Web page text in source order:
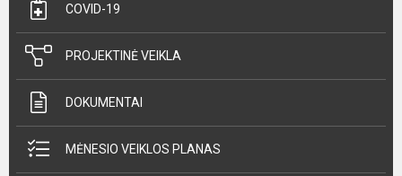
COVID-19
PROJEKTINĖ VEIKLA
DOKUMENTAI
MĖNESIO VEIKLOS PLANAS